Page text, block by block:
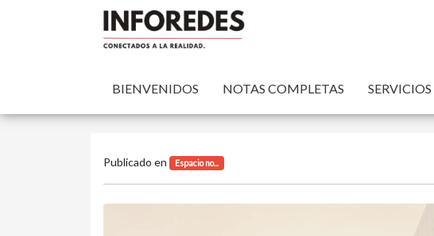
BIENVENIDOS NOTAS COMPLETAS
Publicado en Espacio no...